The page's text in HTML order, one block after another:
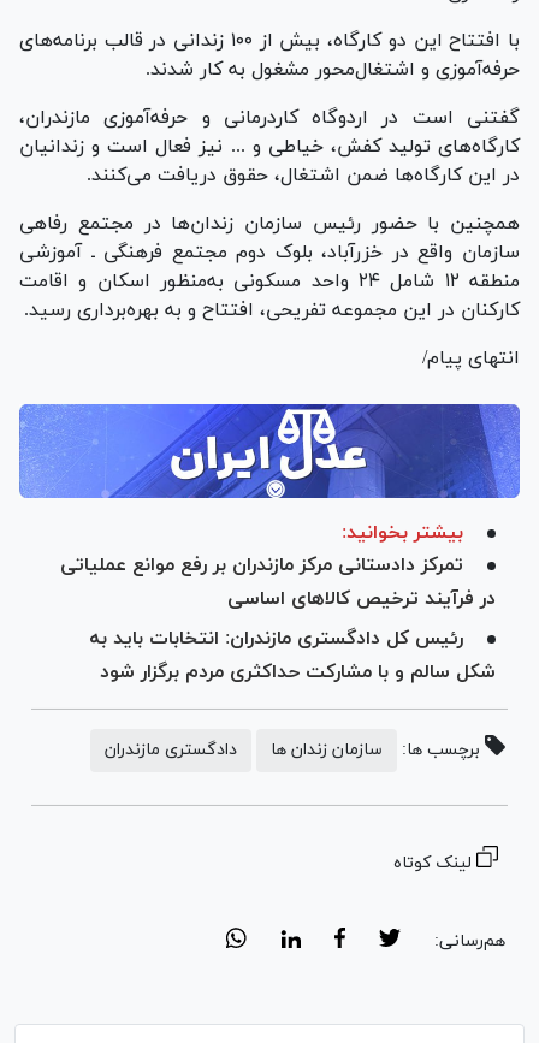
با افتتاح این دو کارگاه، بیش از ۱۰۰ زندانی در قالب برنامه‌های
حرفه‌آموزی و اشتغال‌محور مشغول به کار شدند.
گفتنی است در اردوگاه کاردرمانی و حرفه‌آموزی مازندران،
کارگاه‌های تولید کفش، خیاطی و ... نیز فعال است و زندانیان
در این کارگاه‌ها ضمن اشتغال، حقوق دریافت می‌کنند.
همچنین با حضور رئیس سازمان زندان‌ها در مجتمع رفاهی
سازمان واقع در خزرآباد، بلوک دوم مجتمع فرهنگی ـ آموزشی
منطقه ۱۲ شامل ۲۴ واحد مسکونی به‌منظور اسکان و اقامت
کارکنان در این مجموعه تفریحی، افتتاح و به بهره‌برداری رسید.
انتهای پیام/
بیشتر بخوانید:
تمرکز دادستانی مرکز مازندران بر رفع موانع عملیاتی
در فرآیند ترخیص کالا‌های اساسی
رئیس کل دادگستری مازندران: انتخابات باید به
شکل سالم و با مشارکت حداکثری مردم برگزار شود
برچسب ها: سازمان زندان ها دادگستری مازندران
لینک کوتاه
هم‌رسانی: